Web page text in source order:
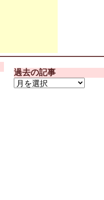
過去の記事